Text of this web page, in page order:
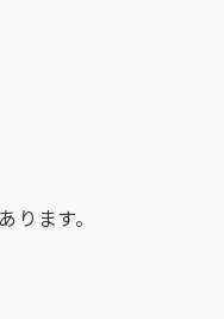
ます。